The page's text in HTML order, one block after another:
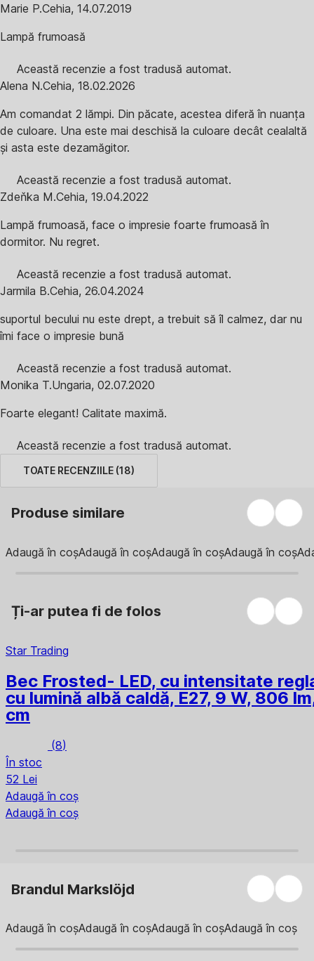
Marie P.Cehia, 14.07.2019
Lampă frumoasă
Această recenzie a fost tradusă automat.
Alena N.Cehia, 18.02.2026
Am comandat 2 lămpi. Din păcate, acestea diferă în nuanța
de culoare. Una este mai deschisă la culoare decât cealaltă
și asta este dezamăgitor.
Această recenzie a fost tradusă automat.
Zdeňka M.Cehia, 19.04.2022
Lampă frumoasă, face o impresie foarte frumoasă în
dormitor. Nu regret.
Această recenzie a fost tradusă automat.
Jarmila B.Cehia, 26.04.2024
suportul becului nu este drept, a trebuit să îl calmez, dar nu
îmi face o impresie bună
Această recenzie a fost tradusă automat.
Monika T.Ungaria, 02.07.2020
Foarte elegant! Calitate maximă.
Această recenzie a fost tradusă automat.
TOATE RECENZIILE (18)
Produse similare
Adaugă în coșAdaugă în coșAdaugă în coșAdaugă în coș
Ți-ar putea fi de folos
Star Trading
Bec Frosted- LED, cu intensitate
cu lumină albă caldă, E27, 9 W, 806
cm
(8)
În stoc
52 Lei
Adaugă în coș
Adaugă în coș
Brandul Markslöjd
Adaugă în coșAdaugă în coșAdaugă în coșAdaugă în coș